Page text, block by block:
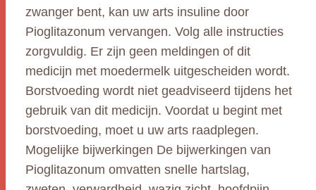
zwanger bent, kan uw arts insuline door
Pioglitazonum vervangen. Volg alle instructies
zorgvuldig. Er zijn geen meldingen of dit
medicijn met moedermelk uitgescheiden wordt.
Borstvoeding wordt niet geadviseerd tijdens het
gebruik van dit medicijn. Voordat u begint met
borstvoeding, moet u uw arts raadplegen.
Mogelijke bijwerkingen De bijwerkingen van
Pioglitazonum omvatten snelle hartslag,